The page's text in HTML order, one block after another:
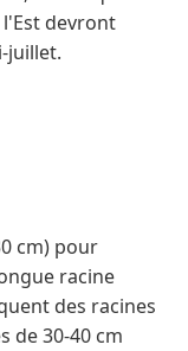
devront
juillet.
cm) pour
racine
des racines
de 30-40 cm